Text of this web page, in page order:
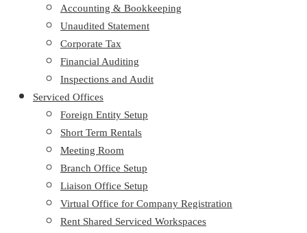
Accounting & Bookkeeping
Unaudited Statement
Corporate Tax
Financial Auditing
Inspections and Audit
Serviced Offices
Foreign Entity Setup
Short Term Rentals
Meeting Room
Branch Office Setup
Liaison Office Setup
Virtual Office for Company Registration
Rent Shared Serviced Workspaces